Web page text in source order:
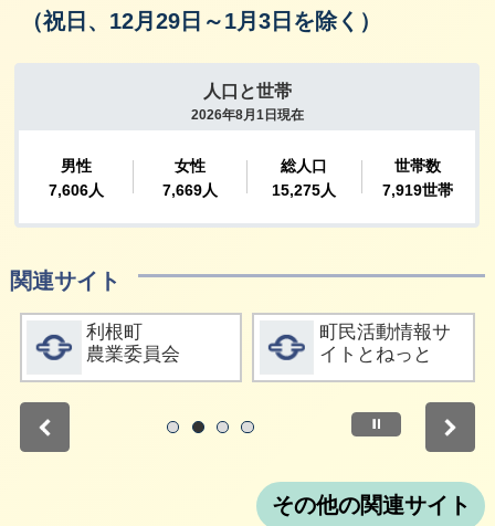
（祝日、12月29日～1月3日を除く）
関連サイト
詳細をみる
利根町
農業委員会
詳細をみる
町民活動情報サ
イトとねっと
停止
その他の関連サイト